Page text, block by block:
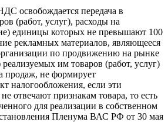
освобождается передача в
(работ, услуг), расходы на
единицы которых не превышают 100
рекламных материалов, являющееся
по продвижению на рынке
им товаров (работ, услуг)
продаж, не формирует
налогообложения, если эти
отвечают признакам товара, то есть
для реализации в собственном
Пленума ВАС РФ от 30 мая